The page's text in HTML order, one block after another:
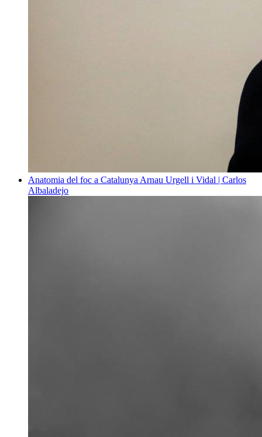
Anatomia del foc a Catalunya Arnau Urgell i Vidal | Carlos
Albaladejo